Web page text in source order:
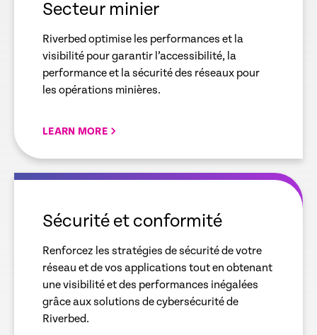
Secteur minier
Riverbed optimise les performances et la
visibilité pour garantir l’accessibilité, la
performance et la sécurité des réseaux pour
les opérations minières.
LEARN MORE
empty
Sécurité et conformité
Renforcez les stratégies de sécurité de votre
réseau et de vos applications tout en obtenant
une visibilité et des performances inégalées
grâce aux solutions de cybersécurité de
Riverbed.